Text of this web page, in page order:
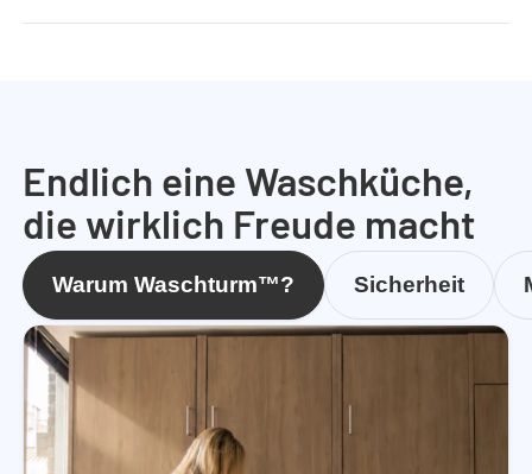
Endlich eine Waschküche,
die wirklich Freude macht
Warum Waschturm™? Sicherheit